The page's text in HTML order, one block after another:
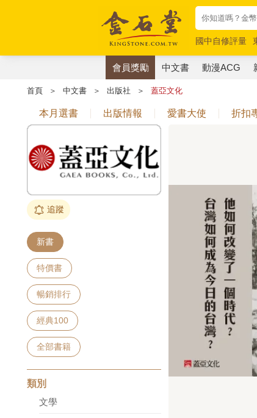
國中自修評量
唯紅花綻放
奧
會員獎勵 中文書 動漫ACG
首頁 ＞ 中文書 ＞ 出版社 ＞ 蓋亞文化
本月選書 出版情報 愛書大使 折扣
追蹤
新書
特價書
暢銷排行
經典100
全部書籍
類別
文學